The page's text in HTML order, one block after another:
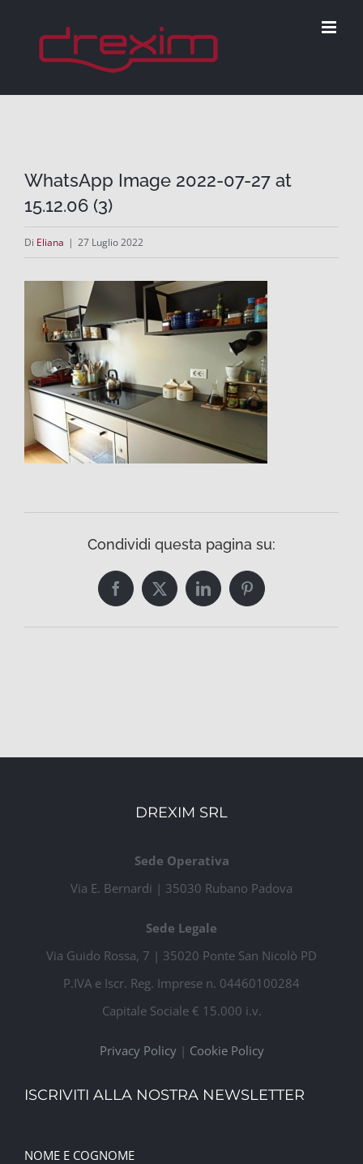
WhatsApp Image 2022-07-27 at
15.12.06 (3)
Di Eliana | 27 Luglio 2022
Condividi questa pagina su:
FacebookTwitterLinkedInPinterest
DREXIM SRL
Sede Operativa
Via E. Bernardi | 35030 Rubano Padova
Sede Legale
Via Guido Rossa, 7 | 35020 Ponte San Nicolò PD
P.IVA e Iscr. Reg. Imprese n. 04460100284
Capitale Sociale € 15.000 i.v.
Privacy Policy| Cookie Policy
ISCRIVITI ALLA NOSTRA NEWSLETTER
NOME E COGNOME